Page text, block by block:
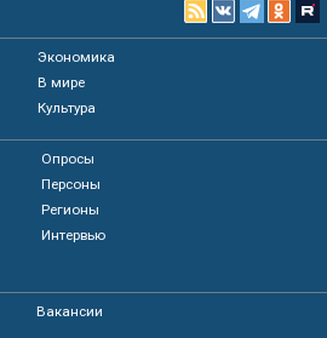
Экономика
В мире
Культура
Опросы
Персоны
Регионы
Интервью
Вакансии